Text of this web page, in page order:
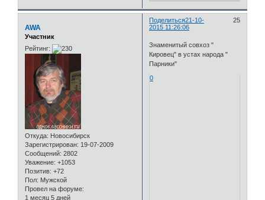
Поделиться 25
21-10-
2015 11:26:06
AWA
Участник
Рейтинг:
Откуда: Новосибирск
Зарегистрирован: 19-07-2009
Сообщений: 2802
Уважение: +1053
Позитив: +72
Пол: Мужской
Провел на форуме:
1 месяц 5 дней
Знаменитый совхоз "
Кировец" в устах народа "
Парники"
0